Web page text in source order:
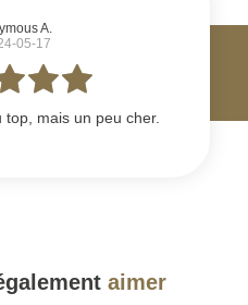
A.
05-17
mais un peu cher.
aimer